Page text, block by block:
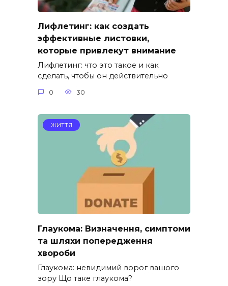
Лифлетинг: как создать
эффективные листовки,
которые привлекут внимание
Лифлетинг: что это такое и как
сделать, чтобы он действительно
0 30
ЖИТТЯ
Глаукома: Визначення, симптоми
та шляхи попередження
хвороби
Глаукома: невидимий ворог вашого
зору Що таке глаукома?